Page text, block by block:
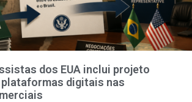
dos EUA inclui projeto
digitais nas